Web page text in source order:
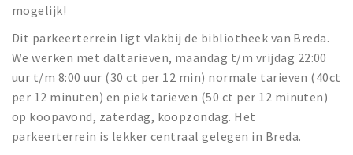
LEISURE
SportS
News
Agenda
Sights
Museums, theatres & stages
mogelijk!
Dit parkeerterrein ligt vlakbij de bibliotheek van Breda.
We werken met daltarieven, maandag t/m vrijdag 22:00
uur t/m 8:00 uur (30 ct per 12 min) normale tarieven (40ct
per 12 minuten) en piek tarieven (50 ct per 12 minuten)
op koopavond, zaterdag, koopzondag. Het
parkeerterrein is lekker centraal gelegen in Breda.